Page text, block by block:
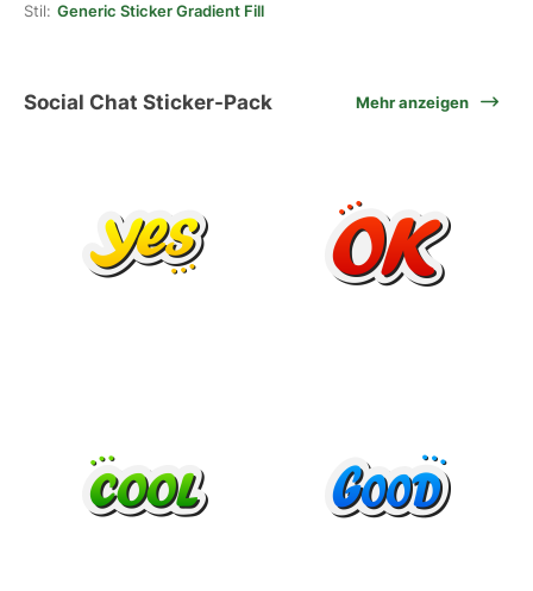
Stil: Generic Sticker Gradient Fill
Social Chat Sticker-Pack Mehr anzeigen